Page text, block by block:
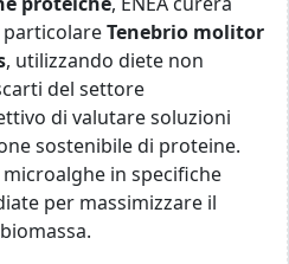
particolareTenebrio molitor
, utilizzando diete non
del settore
di valutare soluzioni
sostenibile di proteine.
in specifiche
per massimizzare il